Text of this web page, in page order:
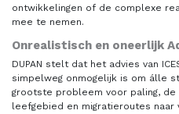
ontwikkelingen of de complexe
mee te nemen.
Onrealistisch en oneerlijk
DUPAN stelt dat het advies van
simpelweg onmogelijk is om álle
grootste probleem voor paling, de
leefgebied en migratieroutes